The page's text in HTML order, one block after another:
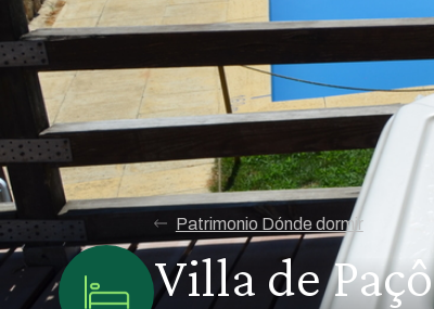
Patrimonio Dónde dormir
Villa de Paçô